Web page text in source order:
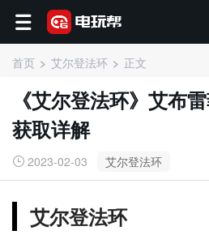
首页 艾尔登法环 正文
《艾尔登法环》艾布
获取详解
2023-02-03 艾尔登法环
艾尔登法环